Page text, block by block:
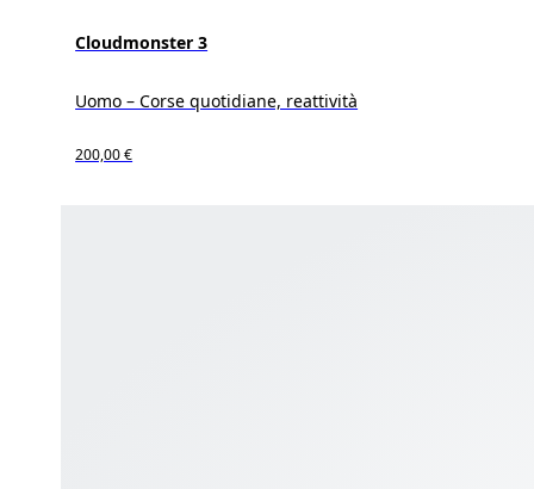
Cloudmonster 3
Uomo – Corse quotidiane, reattività
200,00 €